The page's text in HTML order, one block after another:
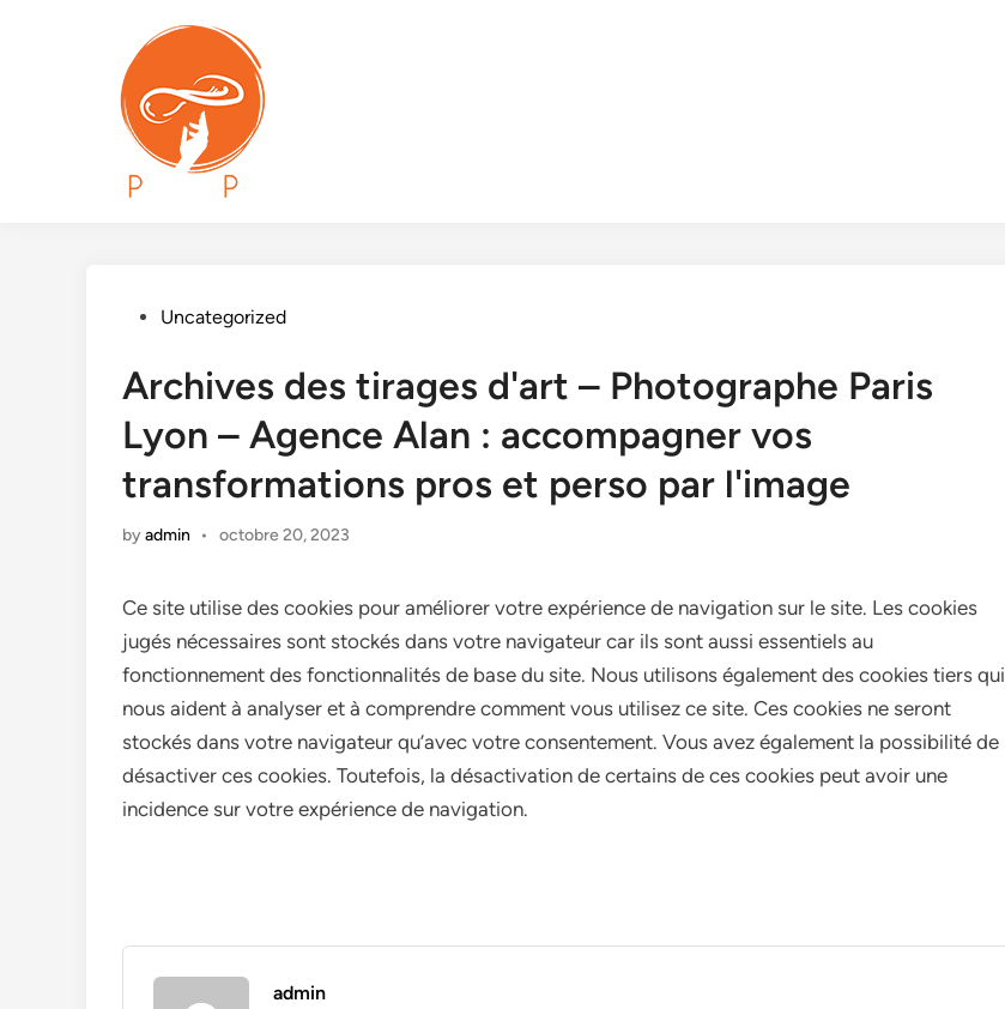
PostedUncategorized
Archives des tirages d'art – Photographe Paris
Lyon – Agence Alan : accompagner vos
transformations pros et perso par l'image
byadmin • octobre 20, 2023
Ce site utilise des cookies pour améliorer votre expérience de navigation sur le site. Les cookies
jugés nécessaires sont stockés dans votre navigateur car ils sont aussi essentiels au
fonctionnement des fonctionnalités de base du site. Nous utilisons également des cookies tiers qui
nous aident à analyser et à comprendre comment vous utilisez ce site. Ces cookies ne seront
stockés dans votre navigateur qu’avec votre consentement. Vous avez également la possibilité de
désactiver ces cookies. Toutefois, la désactivation de certains de ces cookies peut avoir une
incidence sur votre expérience de navigation.
admin